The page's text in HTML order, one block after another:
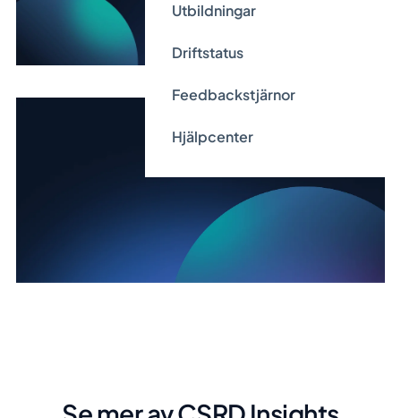
Utbildningar
Driftstatus
Feedbackstjärnor
Hjälpcenter